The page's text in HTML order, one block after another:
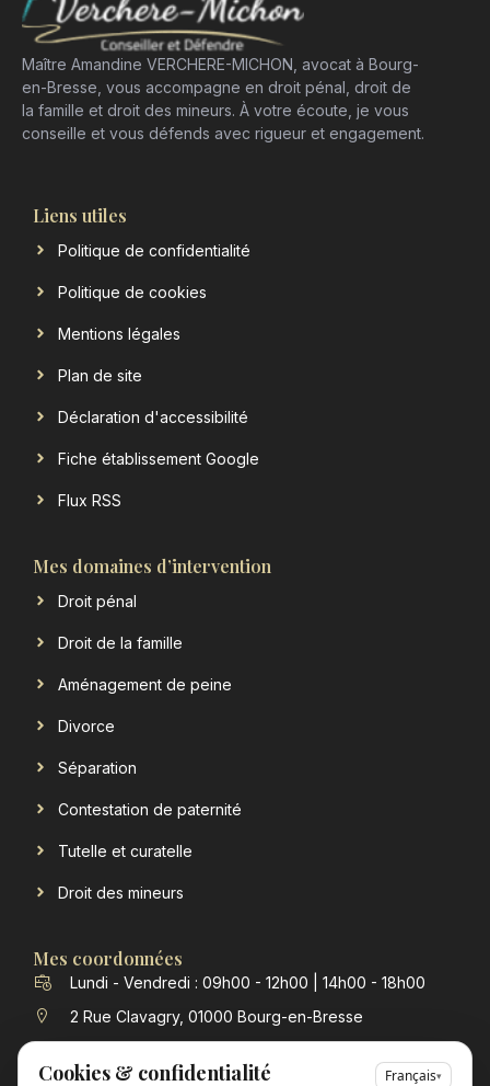
Maître Amandine VERCHERE-MICHON, avocat à Bourg-
en-Bresse, vous accompagne en droit pénal, droit de
la famille et droit des mineurs. À votre écoute, je vous
conseille et vous défends avec rigueur et engagement.
Liens utiles
Politique de confidentialité
Politique de cookies
Mentions légales
Plan de site
Déclaration d'accessibilité
Fiche établissement Google
Flux RSS
Mes domaines d’intervention
Droit pénal
Droit de la famille
Aménagement de peine
Divorce
Séparation
Contestation de paternité
Tutelle et curatelle
Droit des mineurs
Mes coordonnées
Lundi - Vendredi : 09h00 - 12h00 | 14h00 - 18h00
2 Rue Clavagry, 01000 Bourg-en-Bresse
Cookies & confidentialité Français▾